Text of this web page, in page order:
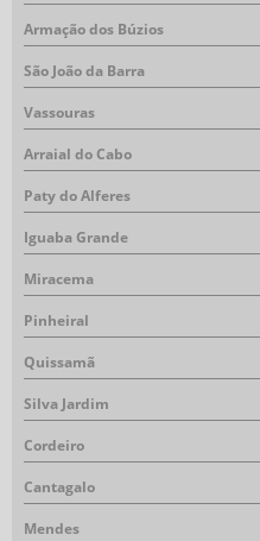
Armação dos Búzios
São João da Barra
Vassouras
Arraial do Cabo
Paty do Alferes
Iguaba Grande
Miracema
Pinheiral
Quissamã
Silva Jardim
Cordeiro
Cantagalo
Mendes